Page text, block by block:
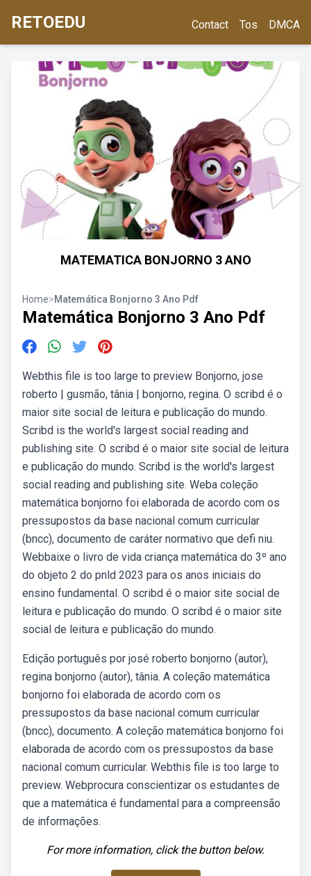
RETOEDU Contact Tos DMCA
MATEMATICA BONJORNO 3 ANO
Home>Matemática Bonjorno 3 Ano Pdf
Matemática Bonjorno 3 Ano Pdf
Webthis file is too large to preview Bonjorno, jose
roberto | gusmão, tânia | bonjorno, regina. O scribd é o
maior site social de leitura e publicação do mundo.
Scribd is the world's largest social reading and
publishing site. O scribd é o maior site social de leitura
e publicação do mundo. Scribd is the world's largest
social reading and publishing site. Weba coleção
matemática bonjorno foi elaborada de acordo com os
pressupostos da base nacional comum curricular
(bncc), documento de caráter normativo que defi niu.
Webbaixe o livro de vida criança matemática do 3º ano
do objeto 2 do pnld 2023 para os anos iniciais do
ensino fundamental. O scribd é o maior site social de
leitura e publicação do mundo. O scribd é o maior site
social de leitura e publicação do mundo.
Edição português por josé roberto bonjorno (autor),
regina bonjorno (autor), tânia. A coleção matemática
bonjorno foi elaborada de acordo com os
pressupostos da base nacional comum curricular
(bncc), documento. A coleção matemática bonjorno foi
elaborada de acordo com os pressupostos da base
nacional comum curricular. Webthis file is too large to
preview. Webprocura conscientizar os estudantes de
que a matemática é fundamental para a compreensão
de informações.
For more information, click the button below.